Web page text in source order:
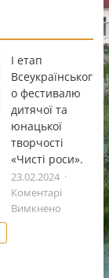
І етап
Всеукраïнськог
о фестивалю
дитячоï та
юнацькоï
творчостi
«Чистi роси».
23.02.2024
Коментарі
Вимкненодо